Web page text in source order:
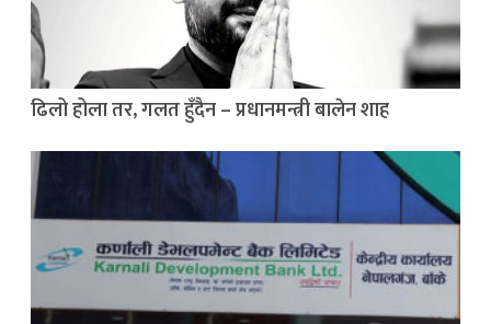
ढिलो होला तर, गलत हुँदैन – प्रधानमन्त्री बालेन शाह